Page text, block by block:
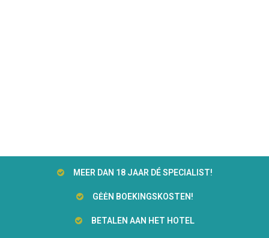
MEER DAN 18 JAAR DÉ SPECIALIST!
GĖĖN BOEKINGSKOSTEN!
BETALEN AAN HET HOTEL